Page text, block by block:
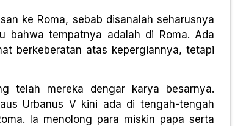
ke Roma, sebab disanalah seharusnya
bahwa tempatnya adalah di Roma. Ada
berkeberatan atas kepergiannya, tetapi
telah mereka dengar karya besarnya.
Urbanus V kini ada di tengah-tengah
Ia menolong para miskin papa serta